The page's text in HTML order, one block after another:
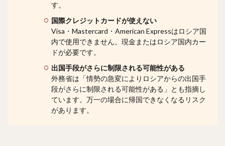
す。
国際クレジットカードが使えない
Visa・Mastercard・American Expressはロシア国
内で使用できません。現金またはロシア国内カー
ドが必要です。
出国手段がさらに制限される可能性がある
外務省は「情勢の急変によりロシアからの出国手
段がさらに制限される可能性がある」とも指摘し
ています。万一の場合に帰国できなくなるリスク
があります。